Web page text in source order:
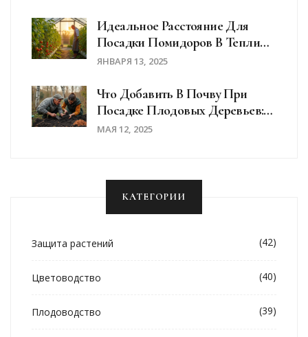
Идеальное Расстояние Для
Посадки Помидоров В Теплице:
Советы И Секреты
ЯНВАРЯ 13, 2025
Что Добавить В Почву При
Посадке Плодовых Деревьев:
Базовые Советы Для Весенней
МАЯ 12, 2025
КАТЕГОРИИ
Защита растений (42)
Цветоводство (40)
Плодоводство (39)